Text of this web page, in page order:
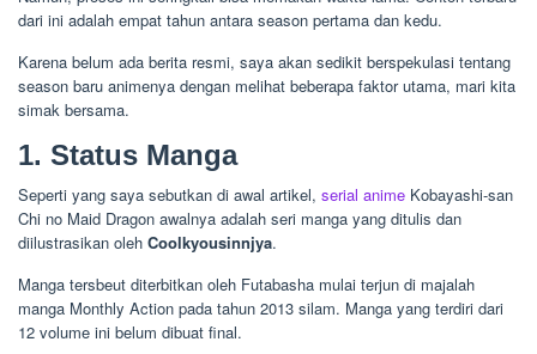
dari ini adalah empat tahun antara season pertama dan kedu.
Karena belum ada berita resmi, saya akan sedikit berspekulasi tentang
season baru animenya dengan melihat beberapa faktor utama, mari kita
simak bersama.
1. Status Manga
Seperti yang saya sebutkan di awal artikel, serial anime Kobayashi-san
Chi no Maid Dragon awalnya adalah seri manga yang ditulis dan
diilustrasikan oleh Coolkyousinnjya.
Manga tersbeut diterbitkan oleh Futabasha mulai terjun di majalah
manga Monthly Action pada tahun 2013 silam. Manga yang terdiri dari
12 volume ini belum dibuat final.